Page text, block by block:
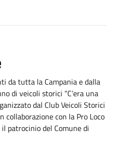
da tutta la Campania e dalla
di veicoli storici “C’era una
dal Club Veicoli Storici
collaborazione con la Pro Loco
patrocinio del Comune di